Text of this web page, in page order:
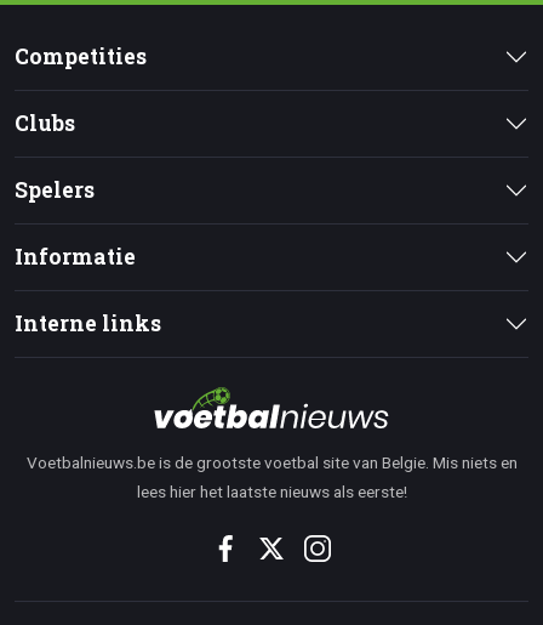
Competities
Clubs
Spelers
Informatie
Interne links
Voetbalnieuws.be is de grootste voetbal site van Belgie. Mis niets en
lees hier het laatste nieuws als eerste!